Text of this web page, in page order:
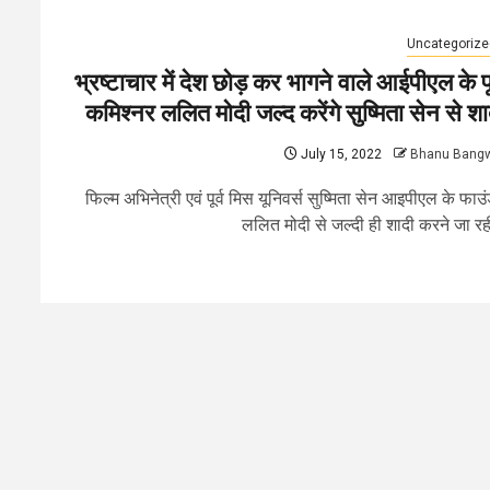
भ्रष्टाचार में देश छोड़ कर भागने वाले आईपीएल के
कमिश्नर ललित मोदी जल्द करेंगे सुष्मिता सेन से
July 15, 2022 Bhanu
फिल्म अभिनेत्री एवं पूर्व मिस यूनिवर्स सुष्मिता सेन आइपीएल के
ललित मोदी से जल्दी ही शादी करने जा